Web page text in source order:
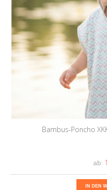
Bambus-Poncho
ab:
IN DEN